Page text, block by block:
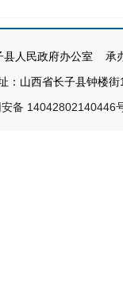
人民政府办公室 承
：山西省长子县钟楼
备 14042802140446